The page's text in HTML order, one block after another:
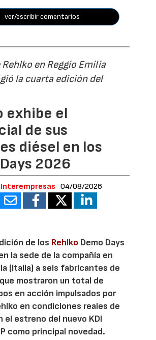
ver/escribir comentarios
Rehlko en Reggio Emilia
la cuarta edición del
exhibe el
de sus
diésel en los
2026
04/08/2026
de los Rehlko Demo Days
la sede de la compañía en
(Italia) a seis fabricantes de
mostraron un total de
en acción impulsados por
en condiciones reales de
el estreno del nuevo KDI
como principal novedad.